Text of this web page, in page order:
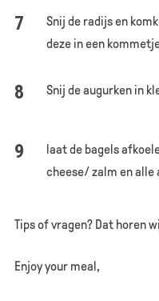
Snij de radijs en
deze in een
Snij de augurken in
laat de bagels
cheese/ zalm en alle
Tips of vragen? Dat horen
Enjoy your meal,